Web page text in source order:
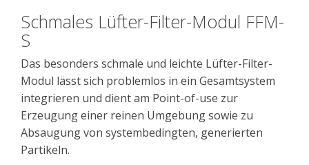
Schmales Lüfter-Filter-Modul FFM-
S
Das besonders schmale und leichte Lüfter-Filter-
Modul lässt sich problemlos in ein Gesamtsystem
integrieren und dient am Point-of-use zur
Erzeugung einer reinen Umgebung sowie zu
Absaugung von systembedingten, generierten
Partikeln.